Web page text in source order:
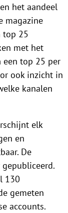
het aandeel
magazine
top 25
met het
top 25 per
ook inzicht in
kanalen
elk
en
De
130
gemeten
accounts.